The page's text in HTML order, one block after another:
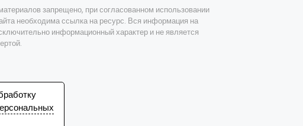
запрещено, при согласованном использовании
необходима ссылка на ресурс. Вся информация на
информационный характер и не является